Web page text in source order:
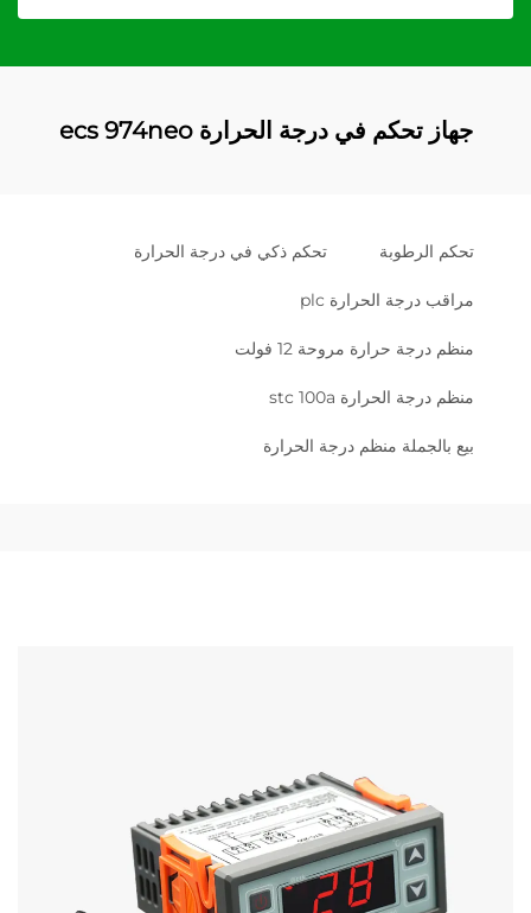
جهاز تحكم في درجة الحرارة ecs 974neo
تحكم الرطوبة تحكم ذكي في درجة الحرارة
مراقب درجة الحرارة plc
منظم درجة حرارة مروحة 12 فولت
منظم درجة الحرارة stc 100a
بيع بالجملة منظم درجة الحرارة